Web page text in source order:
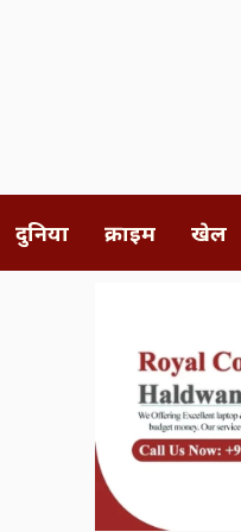
दुनिया क्राइम खेल